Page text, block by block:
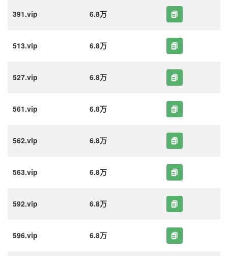
391.vip 6.8万
513.vip 6.8万
527.vip 6.8万
561.vip 6.8万
562.vip 6.8万
563.vip 6.8万
592.vip 6.8万
596.vip 6.8万